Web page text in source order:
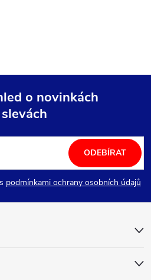
o novinkách
podmínkami ochrany osobních údajů
ODEBÍRAT